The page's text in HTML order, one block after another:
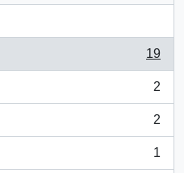
19
2
2
1